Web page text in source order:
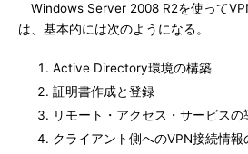
Windows Server 2008 R2を使って
は、基本的には次のようになる。
Active Directory環境の構築
証明書作成と登録
リモート・アクセス・サービスの
クライアント側へのVPN接続情報